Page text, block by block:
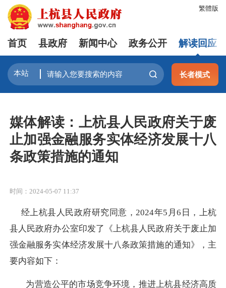
繁體版
首页 县政府 新闻中心 政务公开 解读回应
长者模式
媒体解读：上杭县人民政府关于废
止加强金融服务实体经济发展十八
条政策措施的通知
时间：2024-05-07 11:37
经上杭县人民政府研究同意， 2024年5 月 6 日，上杭
县人民政府办公室印发了《 上杭县人民政府关于废止加
强金融服务实体经济发展十八条政策措施的通知》，主
要内容如下：
为营造公平的市场竞争环境，推进上杭县经济高质